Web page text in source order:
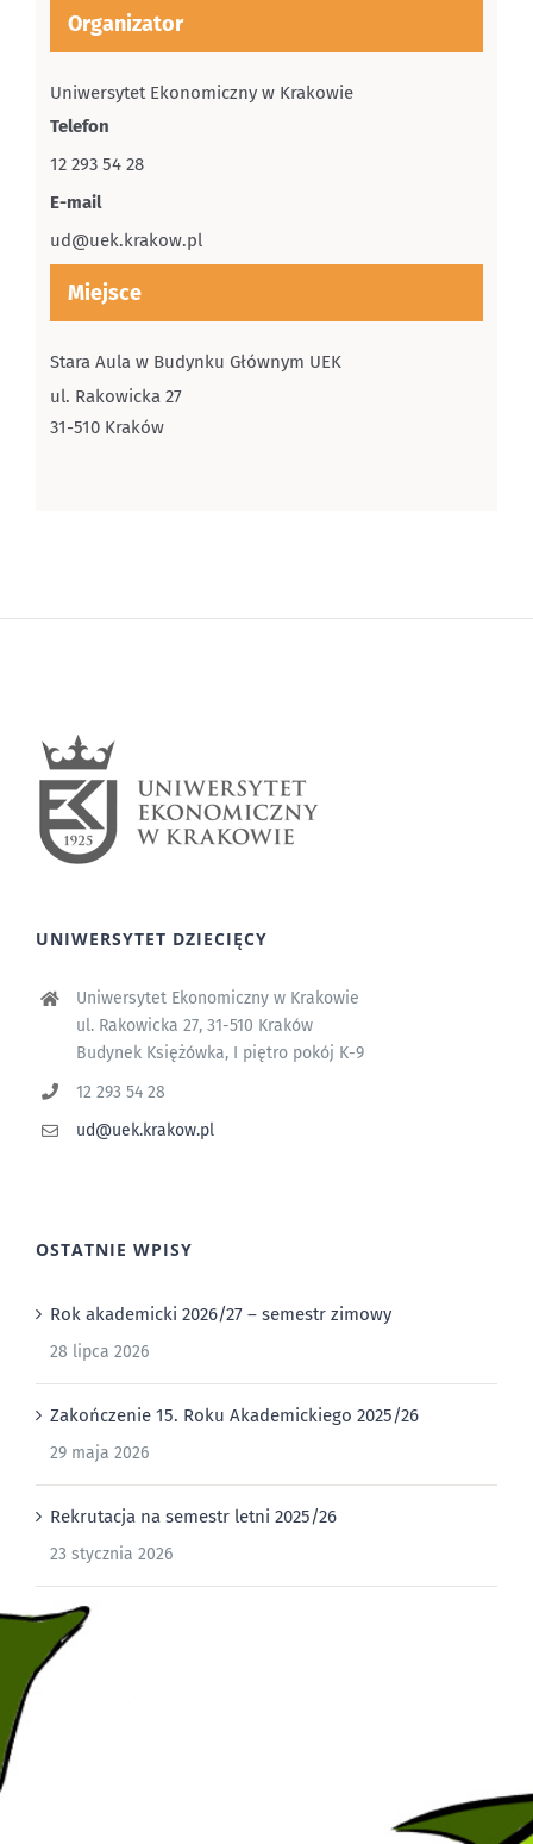
Miejsce
Stara Aula w Budynku Głównym UEK
ul. Rakowicka 27
31-510 Kraków
Organizator
Uniwersytet Ekonomiczny w Krakowie
Telefon
12 293 54 28
E-mail
ud@uek.krakow.pl
UNIWERSYTET DZIECIĘCY
Uniwersytet Ekonomiczny w Krakowie
ul. Rakowicka 27, 31-510 Kraków
Budynek Księżówka, I piętro pokój K-9
12 293 54 28
ud@uek.krakow.pl
OSTATNIE WPISY
Rok akademicki 2026/27 – semestr zimowy
28 lipca 2026
Zakończenie 15. Roku Akademickiego 2025/26
29 maja 2026
Rekrutacja na semestr letni 2025/26
23 stycznia 2026